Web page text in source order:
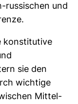
russischen und
konstitutive
sie den
wichtige
Mittel-